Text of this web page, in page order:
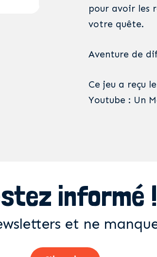
pour avoir les
votre quête.
Aventure de
Ce jeu a reçu
Youtube : Un
informé !
et ne